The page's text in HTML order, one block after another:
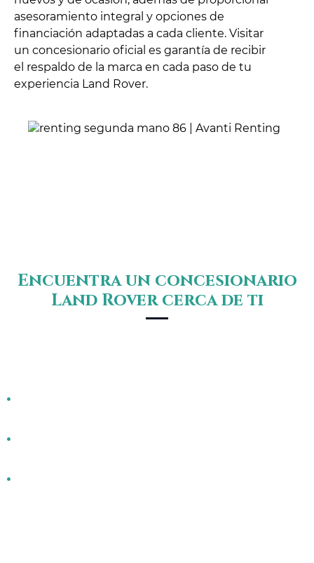
asesoramiento integral y opciones de
financiación adaptadas a cada cliente. Visitar
un concesionario oficial es garantía de recibir
el respaldo de la marca en cada paso de tu
experiencia Land Rover.
Encuentra un concesionario
Land Rover cerca de ti